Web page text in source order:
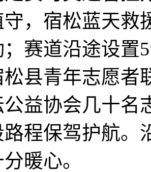
守，宿松蓝天救
赛道沿途设置
县青年志愿者
益协会几十名
路程保驾护航。
暖心。